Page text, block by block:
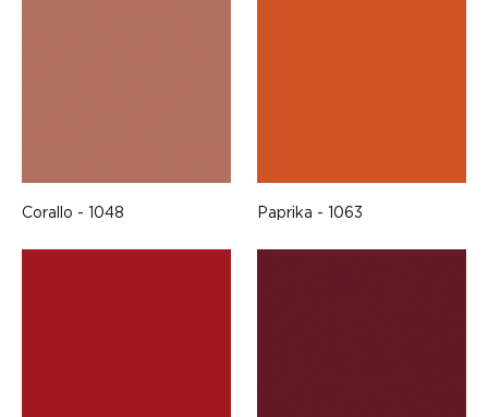
Corallo - 1048 Paprika - 1063